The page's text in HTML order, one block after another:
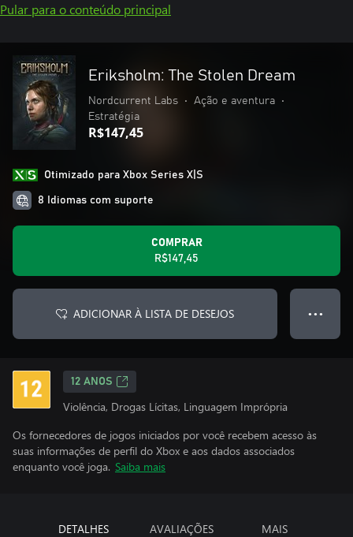
Pular para o conteúdo principal
Eriksholm: The Stolen Dream
Nordcurrent Labs • Ação e aventura
•
Estratégia
R$147,45
Otimizado para Xbox Series X|S
8 Idiomas com suporte
COMPRAR
R$147,45
ADICIONAR À LISTA DE DESEJOS ● ● ●
12 ANOS
Violência, Drogas Lícitas, Linguagem Imprópria
Os fornecedores de jogos iniciados por você recebem acesso às
suas informações de perfil do Xbox e aos dados associados
enquanto você joga. Saiba mais
DETALHES AVALIAÇÕES MAIS